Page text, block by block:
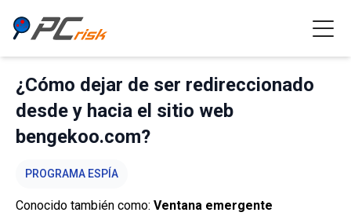
¿Cómo dejar de ser redireccionado
desde y hacia el sitio web
bengekoo.com?
PROGRAMA ESPÍA
Conocido también como: Ventana emergente